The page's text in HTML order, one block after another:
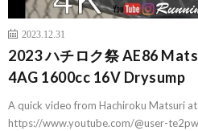
2023.12.31
2023 ハチロク祭 AE86
4AG 1600cc 16V Drysump
A quick video from Hachiroku Matsuri
https://www.youtube.com/@user-